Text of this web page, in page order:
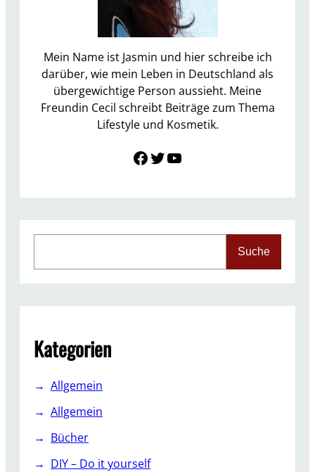
d
e
k
o
r
a
o
s
e
i
J
a
u
a
i
Mein Name ist Jasmin und hier schreibe ich
darüber, wie mein Leben in Deutschland als
übergewichtige Person aussieht. Meine
Freundin Cecil schreibt Beiträge zum Thema
Lifestyle und Kosmetik.
Link zu Facebook Twitter YouTube
c
Suche
Kategorien
Allgemein
Allgemein
Bücher
DIY – Do it yourself